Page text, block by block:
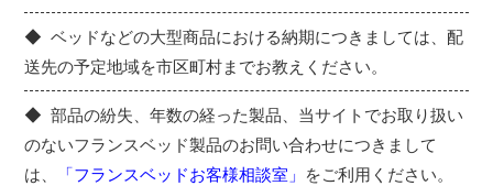
ベッドなどの大型商品における納期につきましては、配
送先の予定地域を市区町村までお教えください。
部品の紛失、年数の経った製品、当サイトでお取り扱い
のないフランスベッド製品のお問い合わせにつきまして
は、
「フランスベッドお客様相談室」 をご利用ください。